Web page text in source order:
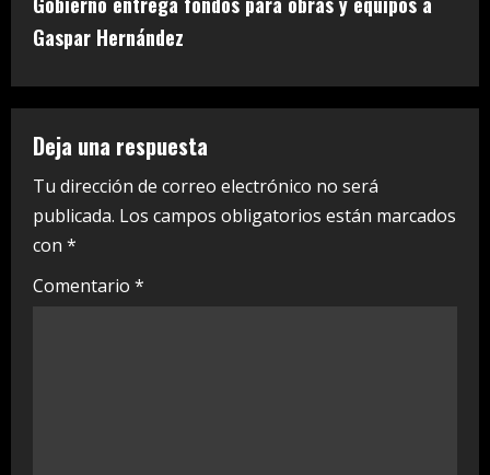
i
n
u
e
R
e
Gaspar Hernández
Deja una respuesta
Tu dirección de correo electrónico no será
publicada. Los campos obligatorios están marcados
con *
Comentario *